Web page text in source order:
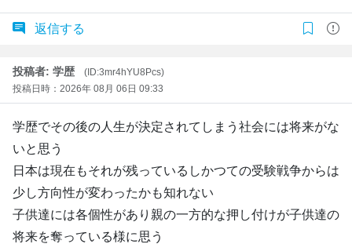
返信する
投稿者: 学歴
(ID:3mr4hYU8Pcs)
投稿日時：2026年 08月 06日 09:33
学歴でその後の人生が決定されてしまう社会には将来がな
いと思う
日本は現在もそれが残っているしかつての受験戦争からは
少し方向性が変わったかも知れない
子供達には各個性があり親の一方的な押し付けが子供達の
将来を奪っている様に思う